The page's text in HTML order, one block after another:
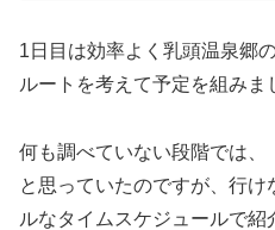
1日目は効率よく乳頭温泉郷
ルートを考えて予定を組みま
何も調べていない段階では、
と思っていたのですが、行
ルなタイムスケジュールで紹